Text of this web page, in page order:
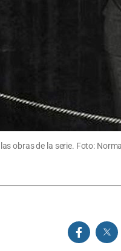
obras de la serie. Foto: